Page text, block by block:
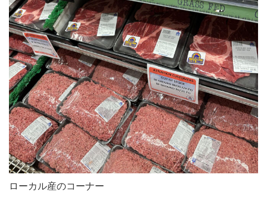
ローカル産のコーナー